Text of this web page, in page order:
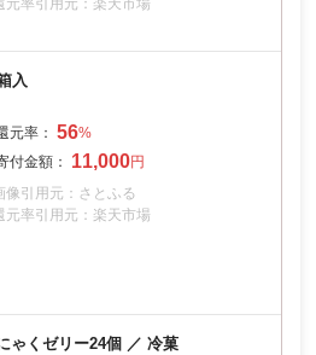
元率引用元：楽天市場
入
56
11,000
像引用元：さとふる
元率引用元：楽天市場
くゼリー24個 ／ 冷菓